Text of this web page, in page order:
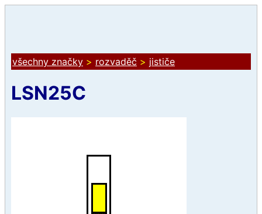
všechny značky > rozvaděč > jističe
LSN25C